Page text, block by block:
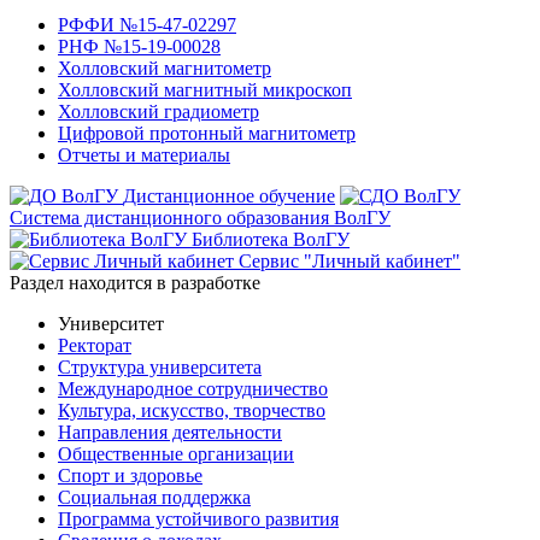
РФФИ №15-47-02297
РНФ №15-19-00028
Холловский магнитометр
Холловский магнитный микроскоп
Холловский градиометр
Цифровой протонный магнитометр
Отчеты и материалы
Дистанционное обучение
Система дистанционного образования ВолГУ
Библиотека ВолГУ
Сервис "Личный кабинет"
Раздел находится в разработке
Университет
Ректорат
Структура университета
Международное сотрудничество
Культура, искусство, творчество
Направления деятельности
Общественные организации
Спорт и здоровье
Социальная поддержка
Программа устойчивого развития